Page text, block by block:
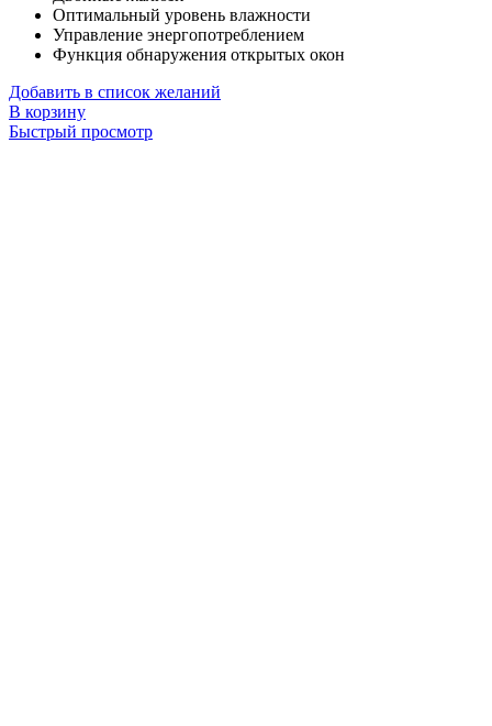
Оптимальный уровень влажности
Управление энергопотреблением
Функция обнаружения открытых окон
Добавить в список желаний
В корзину
Быстрый просмотр